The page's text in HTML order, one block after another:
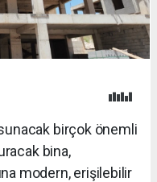
birçok önemli
bina,
modern, erişilebilir